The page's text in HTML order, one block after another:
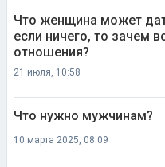
Что женщина может
если ничего, то зачем
отношения?
21 июля, 10:58
Что нужно мужчинам?
10 марта 2025, 08:09